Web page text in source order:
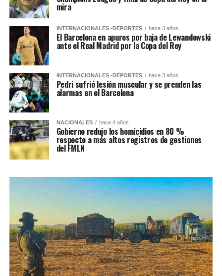
mira
INTERNACIONALES -DEPORTES hace 3 años
El Barcelona en apuros por baja de Lewandowski
ante el Real Madrid por la Copa del Rey
INTERNACIONALES -DEPORTES hace 3 años
Pedri sufrió lesión muscular y se prenden las
alarmas en el Barcelona
NACIONALES hace 4 años
Gobierno redujo los homicidios en 80 %
respecto a más altos registros de gestiones
del FMLN